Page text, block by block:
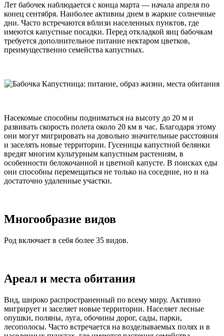
Лет бабочек наблюдается с конца марта — начала апреля по
конец сентября. Наиболее активны днем в жаркие солнечные
дни. Часто встречаются вблизи населенных пунктов, где
имеются капустные посадки. Перед откладкой яиц бабочкам
требуется дополнительное питание нектаром цветков,
преимущественно семейства капустных.
Насекомые способны подниматься на высоту до 20 м и
развивать скорость полета около 20 км в час. Благодаря этому
они могут мигрировать на довольно значительные расстояния
и заселять новые территории. Гусеницы капустной белянки
вредят многим культурным капустным растениям, в
особенности белокочанной и цветной капусте. В поисках еды
они способны перемещаться не только на соседние, но и на
достаточно удаленные участки.
Многообразие видов
Род включает в себя более 35 видов.
Ареал и места обитания
Вид, широко распространенный по всему миру. Активно
мигрирует и заселяет новые территории. Населяет лесные
опушки, поляны, луга, обочины дорог, сады, парки,
лесополосы. Часто встречается на возделываемых полях и в